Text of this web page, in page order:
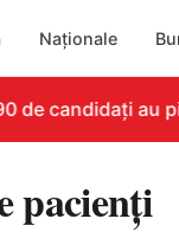
Naționale
candidați au
pacienţi